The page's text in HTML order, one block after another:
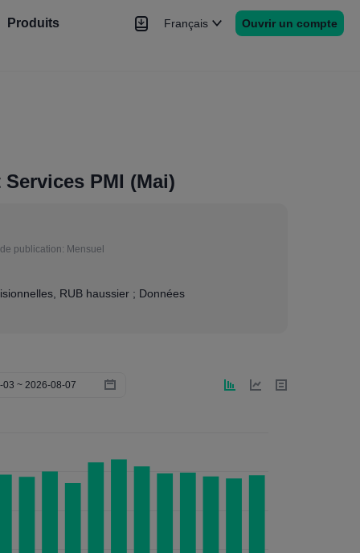
Produits Français Ouvrir un compte
PMI (Mai)
publication: Mensuel
RUB haussier ; Données